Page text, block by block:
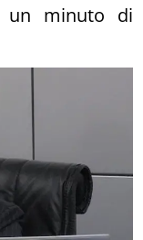
minuto di